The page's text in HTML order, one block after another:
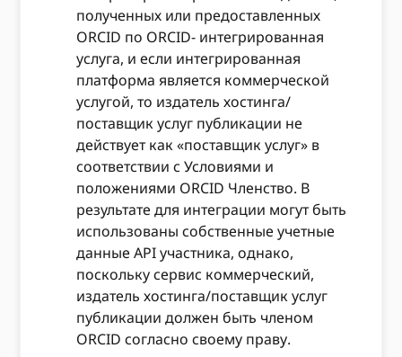
полученных или предоставленных
ORCID по ORCID- интегрированная
услуга, и если интегрированная
платформа является коммерческой
услугой, то издатель хостинга/
поставщик услуг публикации не
действует как «поставщик услуг» в
соответствии с Условиями и
положениями ORCID Членство. В
результате для интеграции могут быть
использованы собственные учетные
данные API участника, однако,
поскольку сервис коммерческий,
издатель хостинга/поставщик услуг
публикации должен быть членом
ORCID согласно своему праву.